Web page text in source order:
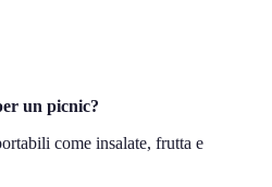
un picnic?
come insalate, frutta e